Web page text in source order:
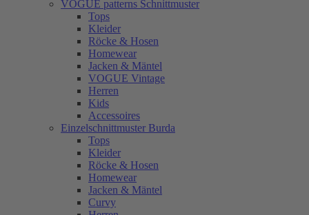
VOGUE patterns Schnittmuster
Tops
Kleider
Röcke & Hosen
Homewear
Jacken & Mäntel
VOGUE Vintage
Herren
Kids
Accessoires
Einzelschnittmuster Burda
Tops
Kleider
Röcke & Hosen
Homewear
Jacken & Mäntel
Curvy